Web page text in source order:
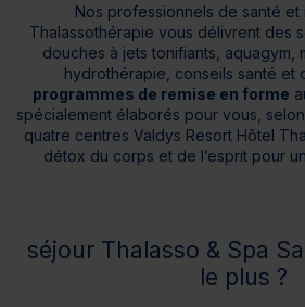
Nos professionnels de santé
Thalassothérapie vous délivrent des
douches à jets tonifiants, aquagym,
hydrothérapie, conseils santé et
programmes de remise en forme
spécialement élaborés pour vous,
quatre centres Valdys Resort Hôtel
détox du corps et de l’esprit pour
Alors,
séjour Thalasso & Spa
le plus ?